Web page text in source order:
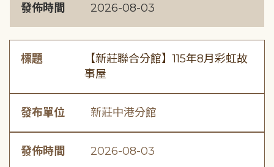
發佈時間 2026-08-03
標題
【新莊聯合分館】115年8月彩虹故
事屋
發布單位 新莊中港分館
發佈時間 2026-08-03